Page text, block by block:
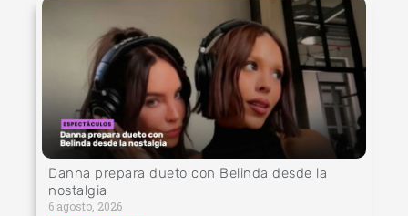
Danna prepara dueto con Belinda desde la
nostalgia
6 agosto, 2026